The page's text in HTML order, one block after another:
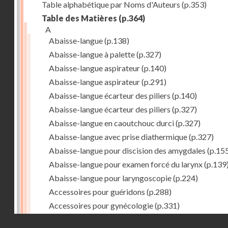
Table alphabétique par Noms d'Auteurs (p.353)
Table des Matières (p.364)
A
Abaisse-langue(p.138)
Abaisse-langue à palette(p.327)
Abaisse-langue aspirateur(p.140)
Abaisse-langue aspirateur(p.291)
Abaisse-langue écarteur des piliers (p.140)
Abaisse-langue écarteur des piliers (p.327)
Abaisse-langue en caoutchouc durci(p.327)
Abaisse-langue avec prise diathermique(p.327)
Abaisse-langue pour discision des amygdales
Abaisse-langue pour examen forcé du larynx
Abaisse-langue pour laryngoscopie(p.224)
Accessoires pour guéridons (p.288)
Accessoires pour gynécologie(p.331)